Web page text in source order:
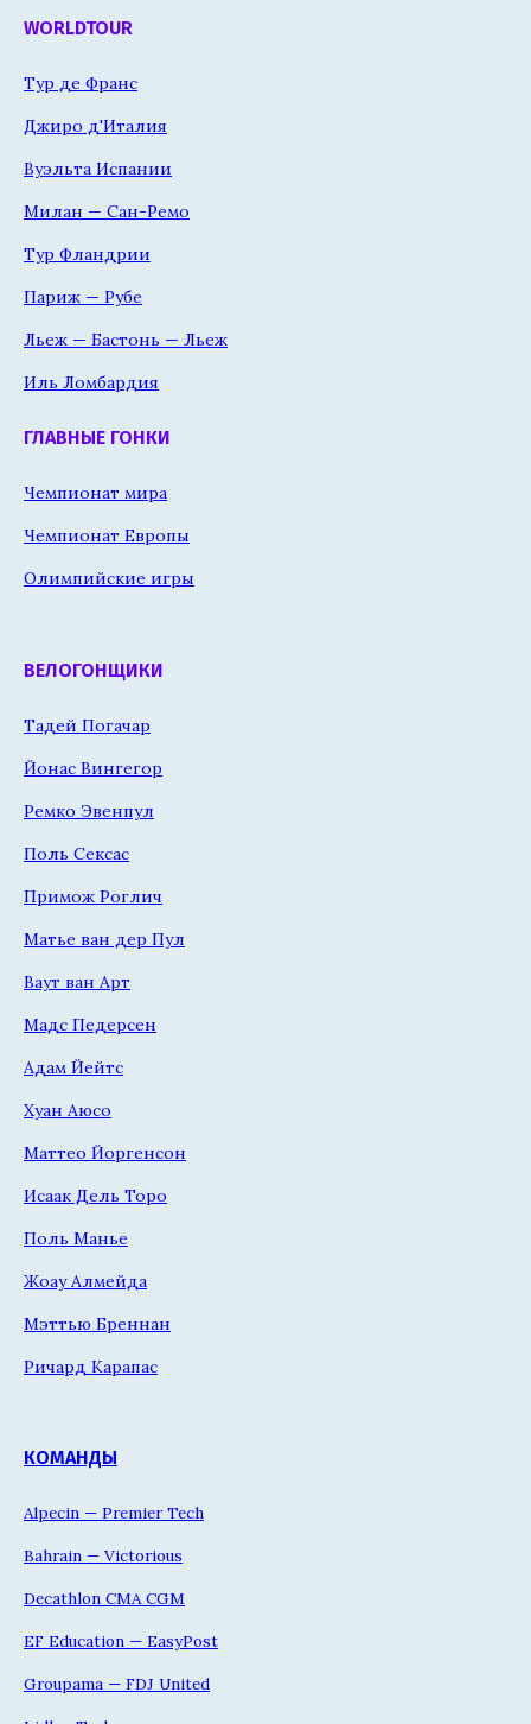
WORLDTOUR
Тур де Франс
Джиро д'Италия
Вуэльта Испании
Милан — Сан-Ремо
Тур Фландрии
Париж — Рубе
Льеж — Бастонь — Льеж
Иль Ломбардия
ГЛАВНЫЕ ГОНКИ
Чемпионат мира
Чемпионат Европы
Олимпийские игры
ВЕЛОГОНЩИКИ
Тадей Погачар
Йонас Вингегор
Ремко Эвенпул
Поль Сексас
Примож Роглич
Матье ван дер Пул
Ваут ван Арт
Мадс Педерсен
Адам Йейтс
Хуан Аюсо
Маттео Йоргенсон
Исаак Дель Торо
Поль Манье
Жоау Алмейда
Мэттью Бреннан
Ричард Карапас
КОМАНДЫ
Alpecin — Premier Tech
Bahrain — Victorious
Decathlon CMA CGM
EF Education — EasyPost
Groupama — FDJ United